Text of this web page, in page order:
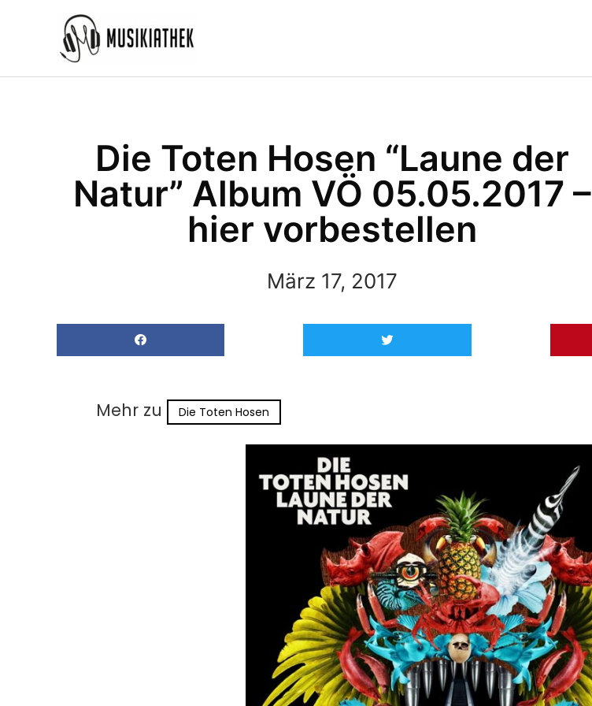
Die Toten Hosen “Laune der
Natur” Album VÖ 05.05.2017 –
hier vorbestellen
März 17, 2017
Mehr zu Die Toten Hosen